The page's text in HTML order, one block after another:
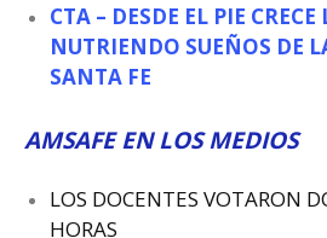
CTA – DESDE EL PIE
NUTRIENDO SUEÑOS DE
SANTA FE
AMSAFE EN LOS MEDIOS
LOS DOCENTES VOTARON
HORAS